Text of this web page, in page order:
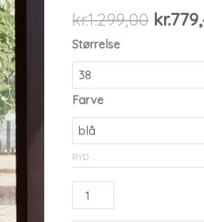
kr.1.299,00 Den
pris
kr.
Størrelse
Farve
RYD
Etcazzie
-